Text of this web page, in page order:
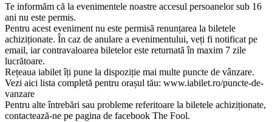
Te informăm că la evenimentele noastre accesul persoanelor sub 16
ani nu este permis.
Pentru acest eveniment nu este permisă renunțarea la biletele
achiziționate. În caz de anulare a evenimentului, veți fi notificat pe
email, iar contravaloarea biletelor este returnată în maxim 7 zile
lucrătoare.
Rețeaua iabilet îți pune la dispoziție mai multe puncte de vânzare.
Vezi aici lista completă pentru orașul tău: www.iabilet.ro/puncte-de-
vanzare
Pentru alte întrebări sau probleme referitoare la biletele achiziționate,
contactează-ne pe pagina de facebook The Fool.